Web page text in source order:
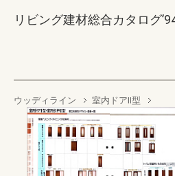
リビング建材総合カタログ
ウッディライン 室内ドアⅡ型